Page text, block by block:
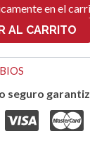
en el
AL CARRITO
seguro